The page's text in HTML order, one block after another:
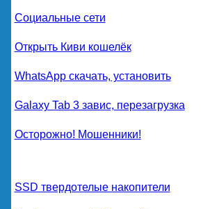
Социальные сети
Открыть Киви кошелёк
WhatsApp скачать, установить
Galaxy Tab 3 завис, перезагрузка
Осторожно! Мошенники!
SSD твердотелые накопители